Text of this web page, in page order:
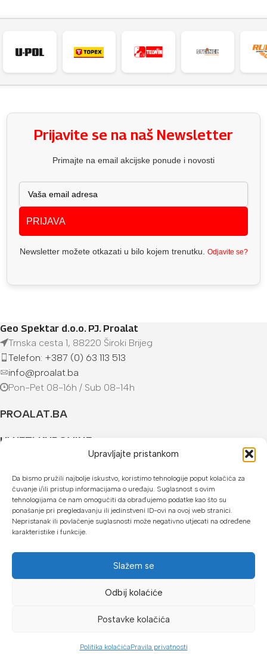
Upravljajte pristankom
Da bismo pružili najbolje iskustvo, koristimo tehnologije poput kolačića za
čuvanje i/ili pristup informacijama o uređaju. Suglasnost s ovim
tehnologijama će nam omogućiti da obrađujemo podatke kao što su
ponašanje pri pregledavanju ili jedinstveni ID-ovi na ovoj web stranici.
Nepristanak ili povlačenje suglasnosti može negativno utjecati na određene
karakteristike i funkcije.
Slažem se
Odbij kolaćiće
Postavke kolačića
Politika kolačićaPravila privatnosti
Prijavite se na naš Newsletter
Primajte na email akcijske ponude i novosti
PRIJAVA
Newsletter možete otkazati u bilo kojem trenutku. Odjavite se?
Geo Spektar d.o.o. PJ. Proalat
Trnska cesta 1, 88220 Široki Brijeg
Telefon: +387 (0) 63 113 513
info@proalat.ba
Pon-Pet 08-16h / Sub 08-14h
PROALAT.BA
UVJETI KUPOVINE
U našoj web trgovini možete platiti:
Kreditnim karticama jednokratno ili do 24 rate
Gotovinom prilikom preuzimanja
Mikrofin do 18 rata
Copyright © 2026 Proalat.ba